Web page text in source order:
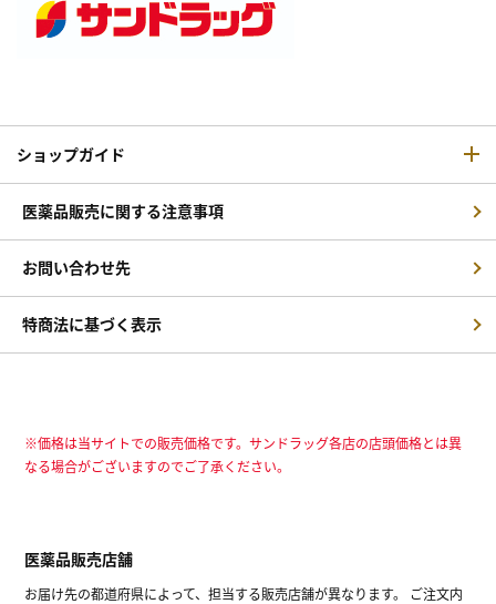
ショップガイド
医薬品販売に関する注意事項
お問い合わせ先
特商法に基づく表示
※価格は当サイトでの販売価格です。サンドラッグ各店の店頭価格とは異
なる場合がございますのでご了承ください。
医薬品販売店舗
お届け先の都道府県によって、担当する販売店舗が異なります。 ご注文内